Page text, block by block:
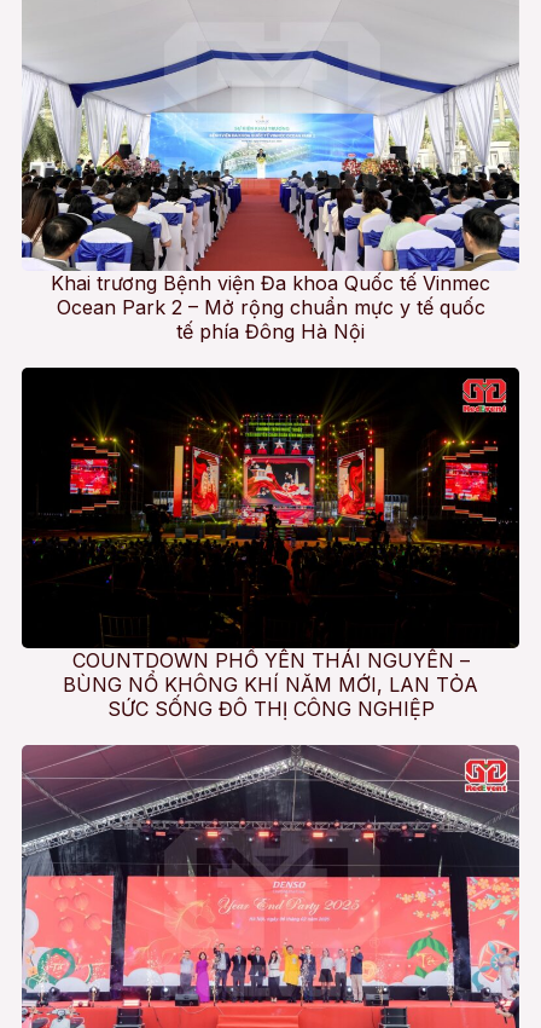
Khai trương Bệnh viện Đa khoa Quốc tế Vinmec
Ocean Park 2 – Mở rộng chuẩn mực y tế quốc
tế phía Đông Hà Nội
COUNTDOWN PHỔ YÊN THÁI NGUYÊN –
BÙNG NỔ KHÔNG KHÍ NĂM MỚI, LAN TỎA
SỨC SỐNG ĐÔ THỊ CÔNG NGHIỆP